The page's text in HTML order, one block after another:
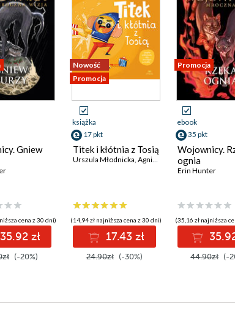
Gniew
cena z 30 dni)
35.92 zł
(-20%)
Nowość
Promocja
książka
17 pkt
Titek i kłótnia z Tosią
Urszula Młodnicka, Agnieszka Waligóra
(14,94 zł najniższa cena z 30 dni)
17.43 zł
24.90zł (-30%)
Promocja
ebook
35 pkt
Wojownicy.
ognia
Erin Hunter
(35,16 zł najniższa
44.90zł (-